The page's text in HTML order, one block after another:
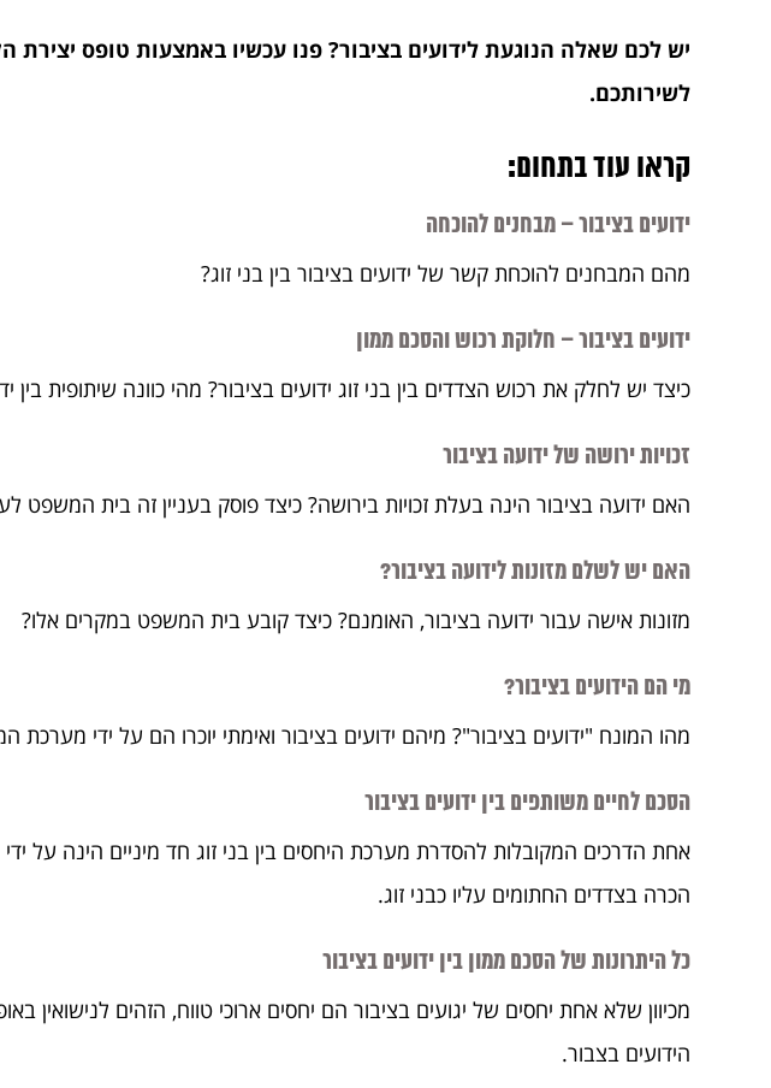
יש לכם שאלה הנוגעת לידועים בציבור? פנו עכשיו באמצעות טופס יצירת
לשירותכם.
קראו עוד בתחום:
ידועים בציבור – מבחנים להוכחה
מהם המבחנים להוכחת קשר של ידועים בציבור בין בני זוג?
ידועים בציבור – חלוקת רכוש והסכם ממון
כיצד יש לחלק את רכוש הצדדים בין בני זוג ידועים בציבור? מהי כוונה שיתופית בין
זכויות ירושה של ידועה בציבור
האם ידועה בציבור הינה בעלת זכויות בירושה? כיצד פוסק בעניין זה בית המשפט
האם יש לשלם מזונות לידועה בציבור?
מזונות אישה עבור ידועה בציבור, האומנם? כיצד קובע בית המשפט במקרים אלו?
מי הם הידועים בציבור?
מהו המונח "ידועים בציבור"? מיהם ידועים בציבור ואימתי יוכרו הם על ידי
הסכם לחיים משותפים בין ידועים בציבור
אחת הדרכים המקובלות להסדרת מערכת היחסים בין בני זוג חד מיניים הינה על
הכרה בצדדים החתומים עליו כבני זוג.
כל היתרונות של הסכם ממון בין ידועים בציבור
מכיוון שלא אחת יחסים של יגועים בציבור הם יחסים ארוכי טווח, הזהים לנישואין
הידועים בצבור.